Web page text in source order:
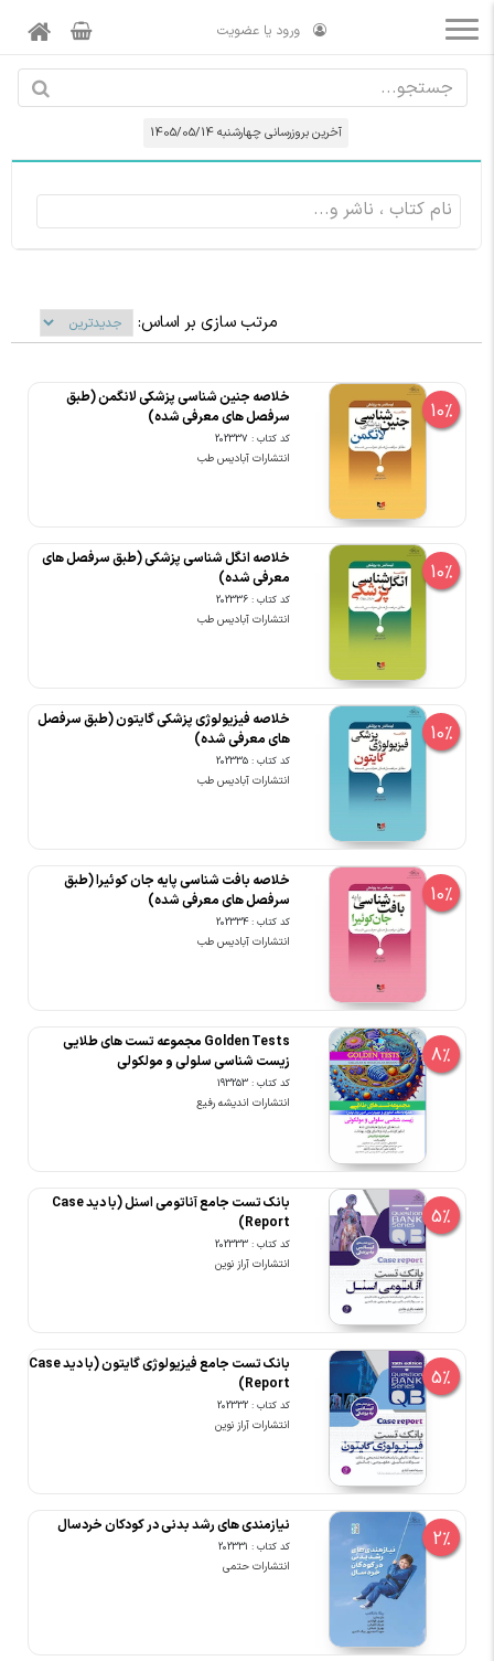
ورود یا عضویت
آخرین بروزرسانی چهارشنبه 1405/05/14
مرتب سازی بر اساس:
10%
خلاصه جنین شناسی پزشکی لانگمن (طبق
سرفصل های معرفی شده)
کد کتاب : 202337
انتشارات آبادیس طب
10%
خلاصه انگل شناسی پزشکی (طبق سرفصل های
معرفی شده)
کد کتاب : 202336
انتشارات آبادیس طب
10%
خلاصه فیزیولوژی پزشکی گایتون (طبق سرفصل
های معرفی شده)
کد کتاب : 202335
انتشارات آبادیس طب
10%
خلاصه بافت شناسی پایه جان کوئیرا (طبق
سرفصل های معرفی شده)
کد کتاب : 202334
انتشارات آبادیس طب
8%
Golden Tests مجموعه تست های طلایی
زیست شناسی سلولی و مولکولی
کد کتاب : 193253
انتشارات اندیشه رفیع
5%
بانک تست جامع آناتومی اسنل (با دید Case
Report)
کد کتاب : 202333
انتشارات آراز نوین
5%
بانک تست جامع فیزیولوژی گایتون (با دید Case
Report)
کد کتاب : 202332
انتشارات آراز نوین
2%
نیازمندی های رشد بدنی در کودکان خردسال
کد کتاب : 202331
انتشارات حتمی